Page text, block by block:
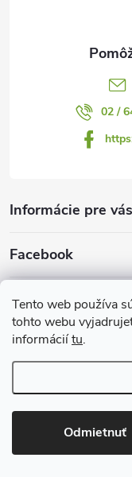
Tento web používa
tohto webu
informáciítu.
Odmietnuť
02 /
Informácie pre vás
Facebook
Prijímame online
Copyright 2026